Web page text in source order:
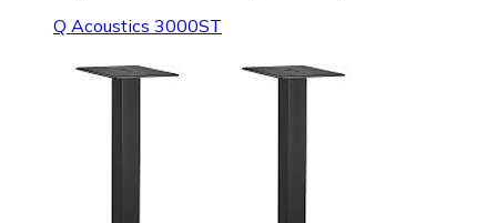
Q Acoustics 3000ST